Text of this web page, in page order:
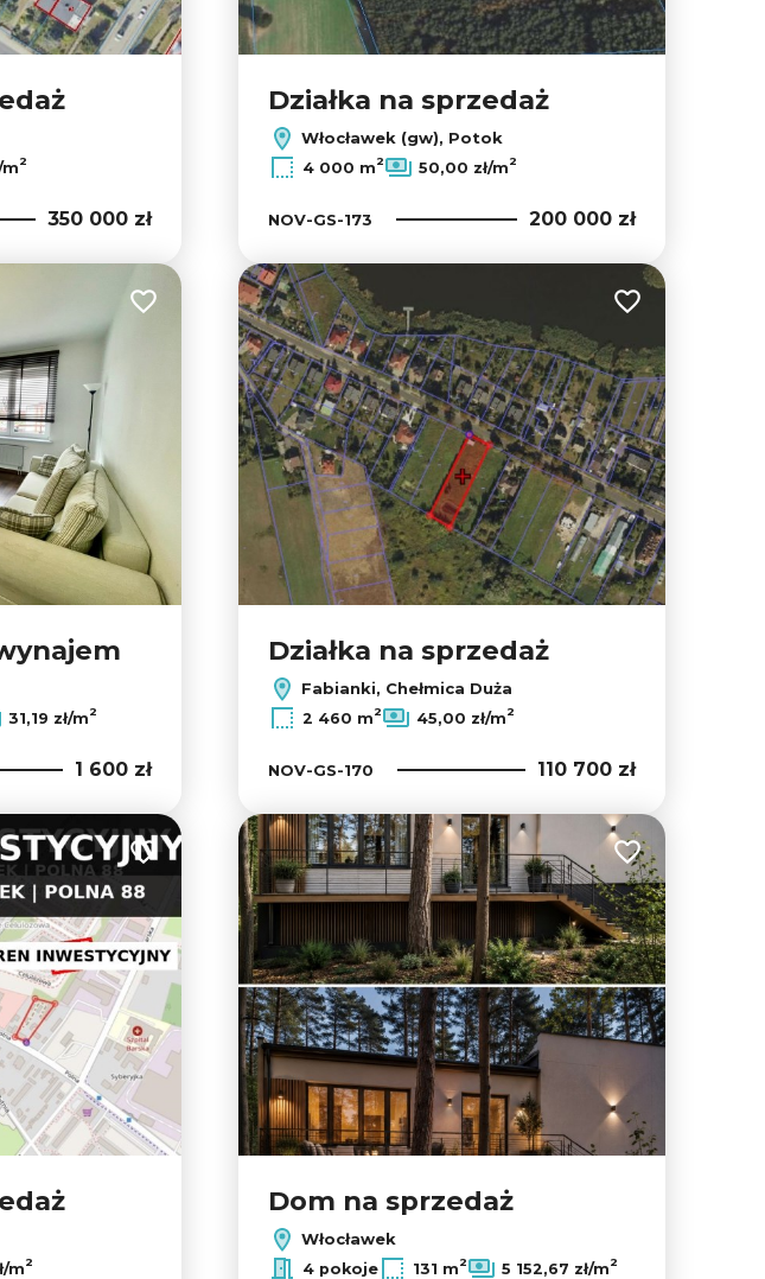
m2
350 000 zł
Działka na sprzedaż
Włocławek (gw), Potok
4 000 m2 50,00 zł/m2
NOV-GS-173 200 000 zł
Dodaj do ulubionych
31,19 zł/m2
1 600 zł
Dodaj do
Działka na sprzedaż
Fabianki, Chełmica Duża
2 460 m2 45,00 zł/m2
NOV-GS-170 110 700 zł
Dodaj do ulubionych
m2
Dodaj do
Dom na sprzedaż
Włocławek
4 pokoje 131 m2 5 152,67 zł/m2